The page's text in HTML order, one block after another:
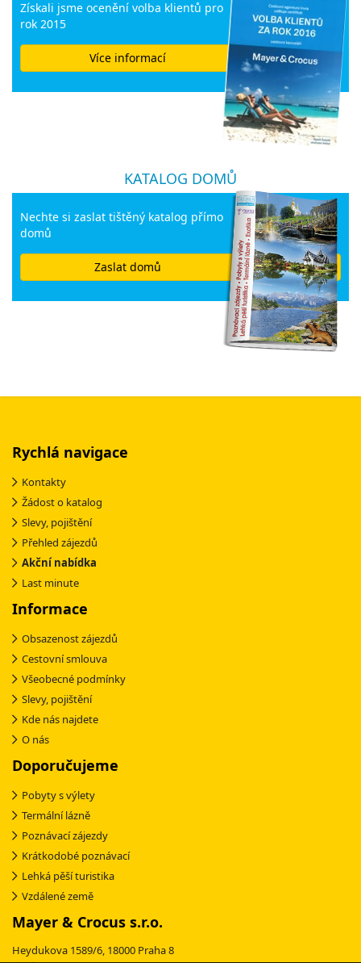
Získali jsme ocenění volba klientů pro
rok 2015
Více informací
KATALOG DOMŮ
Nechte si zaslat tištěný katalog přímo
domů
Zaslat domů
Rychlá navigace
Kontakty
Žádost o katalog
Slevy, pojištění
Přehled zájezdů
Akční nabídka
Last minute
Informace
Obsazenost zájezdů
Cestovní smlouva
Všeobecné podmínky
Slevy, pojištění
Kde nás najdete
O nás
Doporučujeme
Pobyty s výlety
Termální lázně
Poznávací zájezdy
Krátkodobé poznávací
Lehká pěší turistika
Vzdálené země
Mayer & Crocus s.r.o.
Heydukova 1589/6, 18000 Praha 8